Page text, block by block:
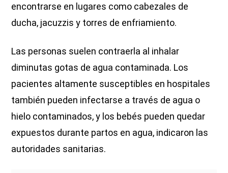
encontrarse en lugares como cabezales de
ducha, jacuzzis y torres de enfriamiento.
Las personas suelen contraerla al inhalar
diminutas gotas de agua contaminada. Los
pacientes altamente susceptibles en hospitales
también pueden infectarse a través de agua o
hielo contaminados, y los bebés pueden quedar
expuestos durante partos en agua, indicaron las
autoridades sanitarias.